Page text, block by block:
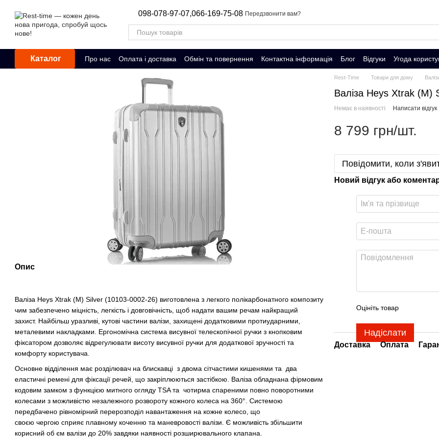
098-078-97-07,066-169-75-08 Передзвонити вам?
Каталог Про нас Оплата і доставка Обмін та повернення Контактна інформація Блог Відгуки Угода
Опис
Валіза Heys Xtrak (M) Silver (10103-0002-26) виготовлена з легкого полікарбонатного композиту
чим забезпечено міцність, легкість і довговічність, щоб надати вашим речам найкращий
захист. Найбільш уразливі, кутові частини валізи, захищені додатковими протиударними,
металевими накладками. Ергономічна система висувної телескопічної ручки з кнопковим
фіксатором дозволяє відрегулювати висоту висувної ручки для додаткової зручності та
комфорту користувача.
Основне відділення має розділювач на блискавці з двома сітчастими кишенями та два
еластичні ремені для фіксації речей, що закріплюються застібкою. Валіза обладнана фірмовим
кодовим замком з функцією митного огляду TSA та чотирма спареними повно поворотними
колесами з можливістю незалежного розвороту кожного колеса на 360°. Системою
передбачено рівномірний перерозподіл навантаження на кожне колесо, що
своєю чергою сприяє плавному коченню та маневровості валізи. Є можливість збільшити
корисний об єм валізи до 20% завдяки наявності розширювального клапана.
Rest-Time Товари для дому
Валіза Heys Xtrak (M)
Немає в наявності Написати відгук
8 799 грн/шт.
Повідомити, коли
Новий відгук або
Оцініть товар
Надіслати
Доставка Оплата